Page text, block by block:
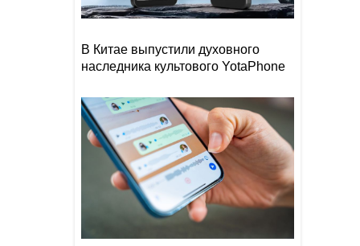
В Китае выпустили духовного
наследника культового YotaPhone